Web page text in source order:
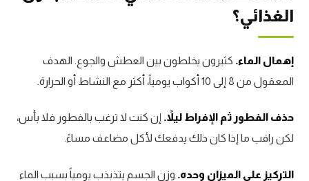
الغذائي؟
إهمال الماء. كثيرون يخلطون بين العطش والجوع. الهدف
المعقول من 8 إلى 10 أكواب يومياً، أكثر مع النشاط أو الحرارة.
حذف الفطور ثم الإفراط ليلاً. إن كنت لا ترغب بالفطور فلا بأس،
لكن راقب ما إذا كان ذلك يدفعك لأكل مضاعف مساءً.
التركيز على الميزان وحده. وزن الجسم يتذبذب يومياً بسبب الماء